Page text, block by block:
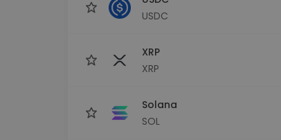
USDC
XRP
XRP
Solana
SOL